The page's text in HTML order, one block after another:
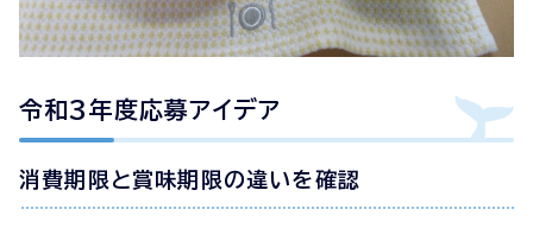
令和3年度応募アイデア
消費期限と賞味期限の違いを確認